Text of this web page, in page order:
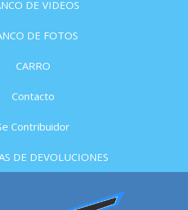
DE VIDEOS
DE FOTOS
CARRO
Contacto
Contribuidor
DE DEVOLUCIONES